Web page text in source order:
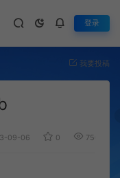
登录
我要投稿
09-06 0 750